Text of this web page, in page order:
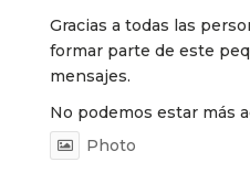
Gracias a todas las
formar parte de este
mensajes.
No podemos estar más
Photo